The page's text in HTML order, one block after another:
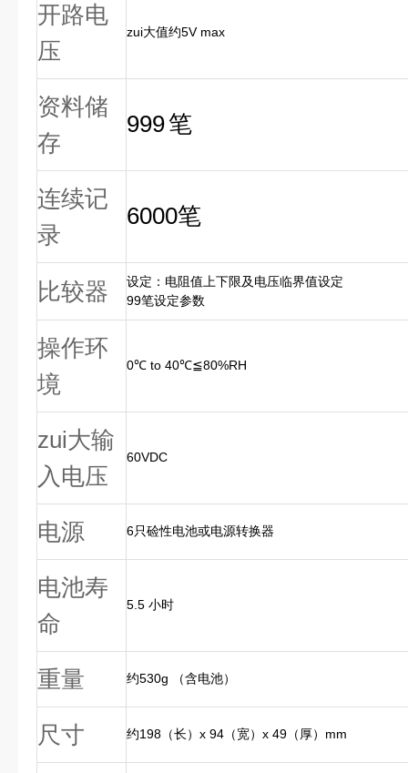
开路电
压
zui大值约5V max
资料储
存
999笔
连续记
录
6000笔
比较器
设定：电阻值上下限及电压临界值设定
99笔设定参数
操作环
境
0℃ to 40℃≦80%RH
zui大输
入电压
60VDC
电源 6只硷性电池或电源转换器
电池寿
命
5.5 小时
重量 约530g （含电池）
尺寸 约198（长）x 94（宽）x 49（厚）mm